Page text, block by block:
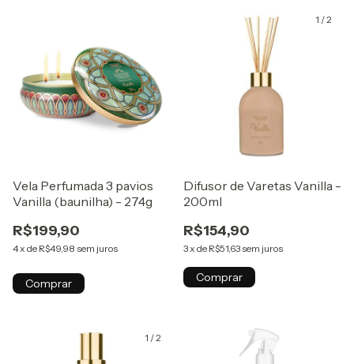
Vela Perfumada 3 pavios
Vanilla (baunilha) - 274g
R$199,90
4x de R$49,98 sem juros
Comprar
1 /2
Difusor de Varetas Vanilla -
200ml
R$154,90
3x de R$51,63 sem juros
Comprar
1 /2